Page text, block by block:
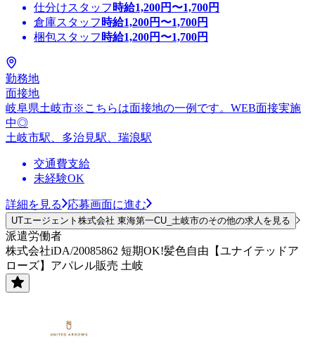
仕分けスタッフ 時給1,200円〜1,700円
倉庫スタッフ 時給1,200円〜1,700円
梱包スタッフ 時給1,200円〜1,700円
勤務地
面接地
岐阜県土岐市※こちらは面接地の一例です。WEB面接実施
中◎
土岐市駅、多治見駅、瑞浪駅
交通費支給
未経験OK
詳細を見る 応募画面に進む
UTエージェント株式会社 東海第一CU_土岐市のその他の求人を見る
派遣労働者
株式会社iDA/20085862 短期OK!髪色自由【ユナイテッドア
ローズ】アパレル販売 土岐